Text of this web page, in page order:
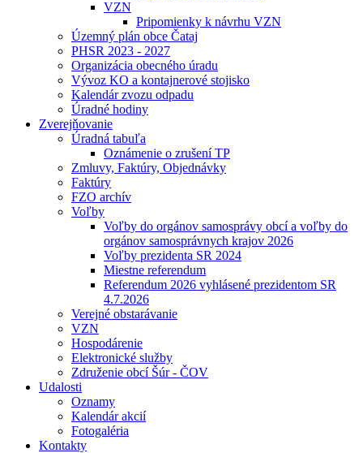
VZN
Pripomienky k návrhu VZN
Územný plán obce Čataj
PHSR 2023 - 2027
Organizácia obecného úradu
Vývoz KO a kontajnerové stojisko
Kalendár zvozu odpadu
Úradné hodiny
Zverejňovanie
Úradná tabuľa
Oznámenie o zrušení TP
Zmluvy, Faktúry, Objednávky
Faktúry
FZO archív
Voľby
Voľby do orgánov samosprávy obcí a voľby do
orgánov samosprávnych krajov 2026
Voľby prezidenta SR 2024
Miestne referendum
Referendum 2026 vyhlásené prezidentom SR
4.7.2026
Verejné obstarávanie
VZN
Hospodárenie
Elektronické služby
Združenie obcí Šúr - ČOV
Udalosti
Oznamy
Kalendár akcií
Fotogaléria
Kontakty